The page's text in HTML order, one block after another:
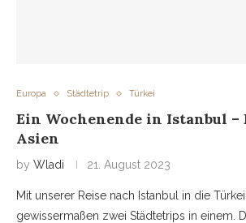
Europa Städtetrip Türkei
Ein Wochenende in Istanbul –
Asien
by Wladi 21. August 2023
Mit unserer Reise nach Istanbul in die
gewissermaßen zwei Städtetrips in einem.